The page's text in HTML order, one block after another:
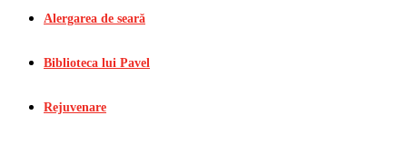
Alergarea de seară
Biblioteca lui Pavel
Rejuvenare